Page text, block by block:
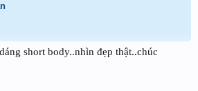
short body..nhìn đẹp thật..chúc